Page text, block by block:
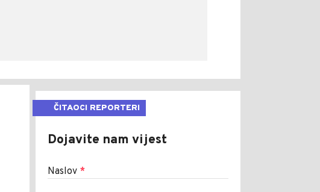
ČITAOCI REPORTERI
Dojavite nam vijest
Naslov *